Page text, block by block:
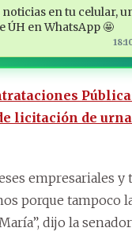
noticias en tu celular,
ÚH en WhatsApp 🤩
licitación de
empresariales
porque tampoco
dijo la